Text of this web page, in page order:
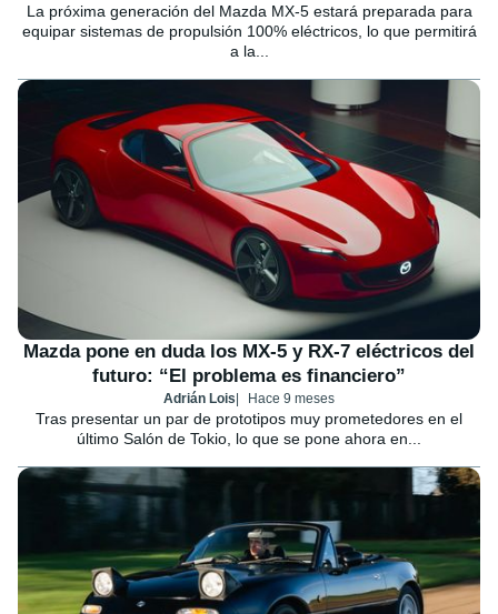
La próxima generación del Mazda MX-5 estará preparada para
equipar sistemas de propulsión 100% eléctricos, lo que permitirá
a la...
Mazda pone en duda los MX-5 y RX-7 eléctricos del
futuro: “El problema es financiero”
Adrián Lois Hace 9 meses
Tras presentar un par de prototipos muy prometedores en el
último Salón de Tokio, lo que se pone ahora en...